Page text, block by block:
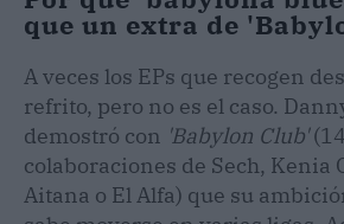
que un extra de
A veces los EPs que recogen
refrito, pero no es el caso.
demostró con 'Babylon Club'
colaboraciones de Sech, Kenia
Aitana o El Alfa) que su